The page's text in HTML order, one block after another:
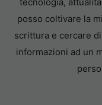
posso coltivare la
scrittura e cercare
informazioni ad un